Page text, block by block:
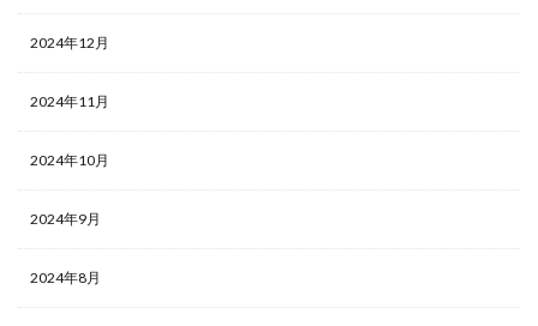
2024年12月
2024年11月
2024年10月
2024年9月
2024年8月